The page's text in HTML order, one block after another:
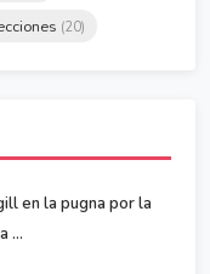
(20)
en la pugna por la
...